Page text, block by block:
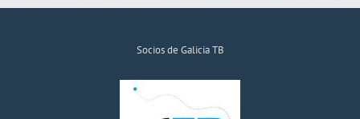
Socios de Galicia TB